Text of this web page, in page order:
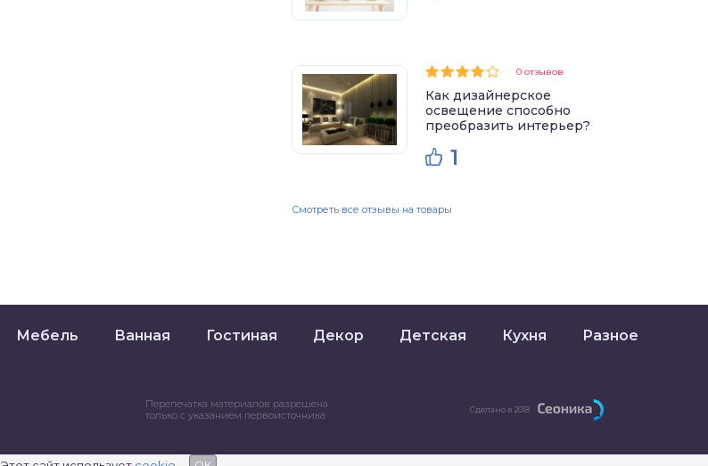
0 отзывов
Как дизайнерское
освещение способно
преобразить интерьер?
1
Смотреть все отзывы на товары
Мебель Ванная Гостиная Декор Детская Кухня Разное
Перепечатка материалов разрешена
только с указанием первоисточника
Сделано в 2018